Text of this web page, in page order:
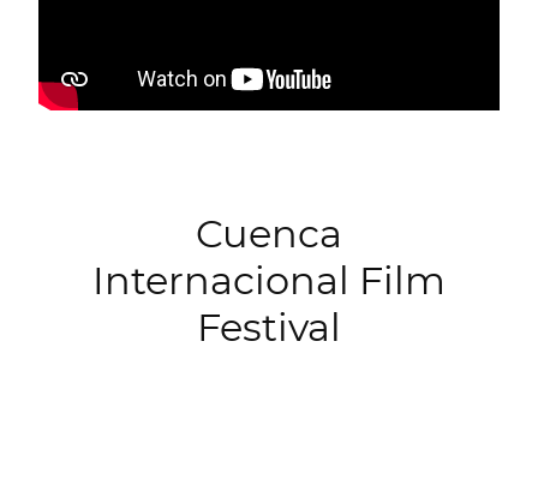
Cuenca
Internacional Film
Festival